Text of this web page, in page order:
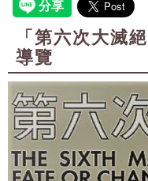
「第六次大滅
導覽